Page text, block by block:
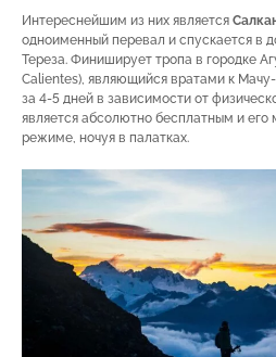
Интереснейшим из них является
одноименный перевал и спускается в
Тереза. Финиширует тропа в городке
Calientes), являющийся вратами к
за 4-5 дней в зависимости от
является абсолютно бесплатным и
режиме, ночуя в палатках.